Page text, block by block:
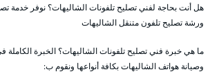
هل أنت بحاجة لفني تصليح تلفونات الشاليهات؟ نوفر خدمة
ورشة تصليح تلفون متنقل الشاليهات
ما هي خبرة فني تصليح تلفونات الشاليهات؟ الخبرة الكاملة
وصيانة هواتف الشاليهات بكافة أنواعها ونقوم ب: